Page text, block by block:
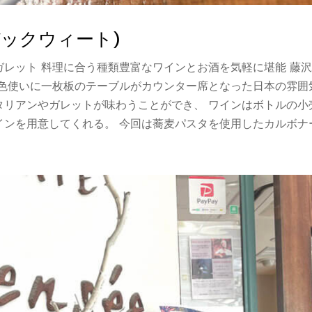
クウィート)
ット 料理に合う種類豊富なワインとお酒を気軽に堪能 藤
いに一枚板のテーブルがカウンター席となった日本の雰
アンやガレットが味わうことができ、 ワインはボトルの
を用意してくれる。 今回は蕎麦パスタを使用したカルボ